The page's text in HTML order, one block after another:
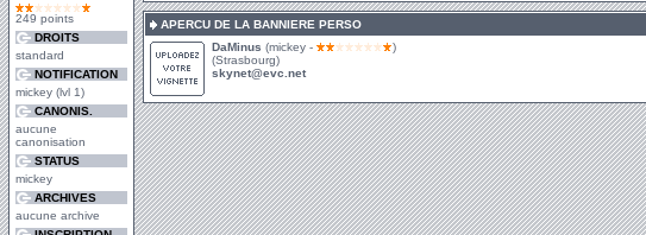
249 points
DROITS
standard
NOTIFICATION
mickey (lvl 1)
CANONIS.
aucune
canonisation
STATUS
mickey
ARCHIVES
aucune archive
APERCU DE LA BANNIERE PERSO
DaMinus (mickey -
)
(Strasbourg)
skynet@evc.net